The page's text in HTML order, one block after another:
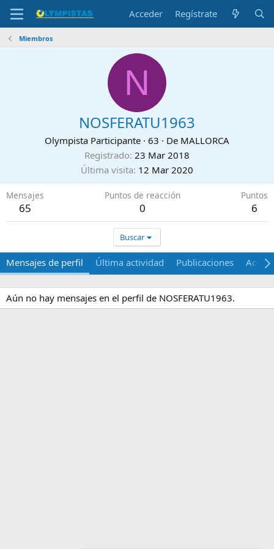
Acceder Regístrate
Miembros
N
NOSFERATU1963
Olympista Participante · 63 · De MALLORCA
Registrado 23 Mar 2018
Última visita 12 Mar 2020
Mensajes
65
Puntos de reacción
0
Puntos
6
Buscar
Mensajes de perfil Última actividad Publicaciones Acerca
Aún no hay mensajes en el perfil de NOSFERATU1963.